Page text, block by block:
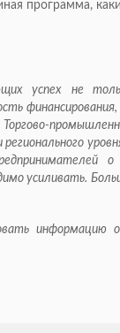
программа,
успех не
Торгово-
усиливать.
информацию